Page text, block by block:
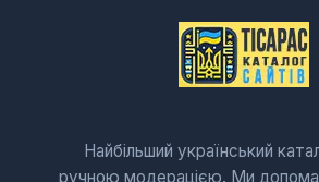
Найбільший український
ручною модерацією. Ми